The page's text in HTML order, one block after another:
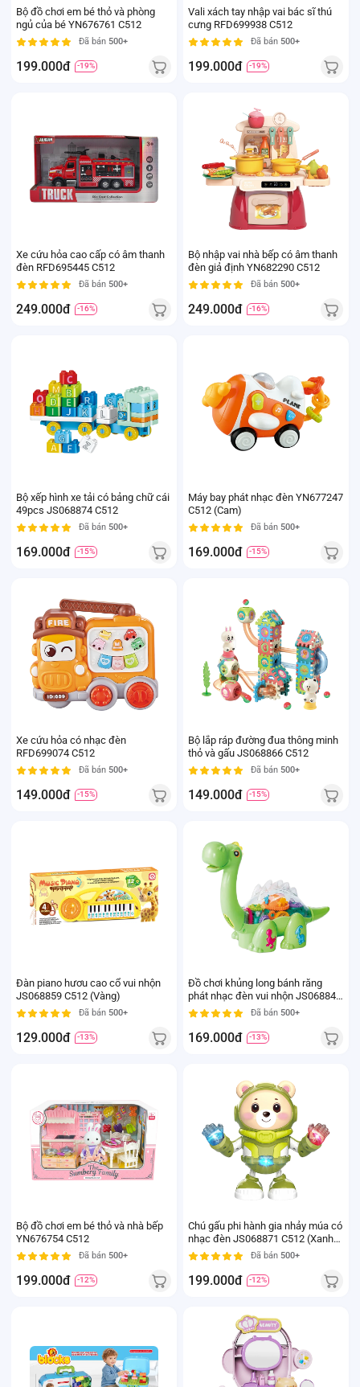
Bộ đồ chơi em bé thỏ và phòng
ngủ của bé YN676761 C512
Đã bán 500+
199.000đ -19%
Vali xách tay nhập vai bác sĩ thú
cưng RFD699938 C512
Đã bán 500+
199.000đ -19%
Xe cứu hỏa cao cấp có âm thanh
đèn RFD695445 C512
Đã bán 500+
249.000đ -16%
Bộ nhập vai nhà bếp có âm thanh
đèn giả định YN682290 C512
Đã bán 500+
249.000đ -16%
Bộ xếp hình xe tải có bảng chữ cái
49pcs JS068874 C512
Đã bán 500+
169.000đ -15%
Máy bay phát nhạc đèn YN677247
C512 (Cam)
Đã bán 500+
169.000đ -15%
Xe cứu hỏa có nhạc đèn
RFD699074 C512
Đã bán 500+
149.000đ -15%
Bộ lắp ráp đường đua thông minh
thỏ và gấu JS068866 C512
Đã bán 500+
149.000đ -15%
Đàn piano hươu cao cổ vui nhộn
JS068859 C512 (Vàng)
Đã bán 500+
129.000đ -13%
Đồ chơi khủng long bánh răng
phát nhạc đèn vui nhộn JS068846
C512 (Xanh lá)Đã bán 500+
169.000đ -13%
Bộ đồ chơi em bé thỏ và nhà bếp
YN676754 C512
Đã bán 500+
199.000đ -12%
Chú gấu phi hành gia nhảy múa có
nhạc đèn JS068871 C512 (Xanh
lá)
Đã bán 500+
199.000đ -12%